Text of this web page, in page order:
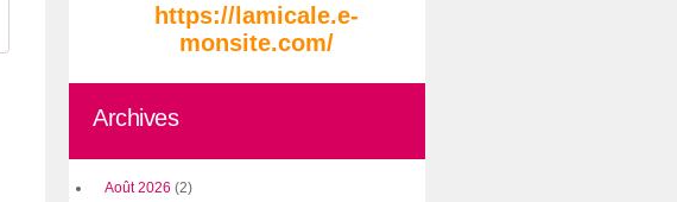
https://lamicale.e-
monsite.com/
Archives
Août 2026 (2)